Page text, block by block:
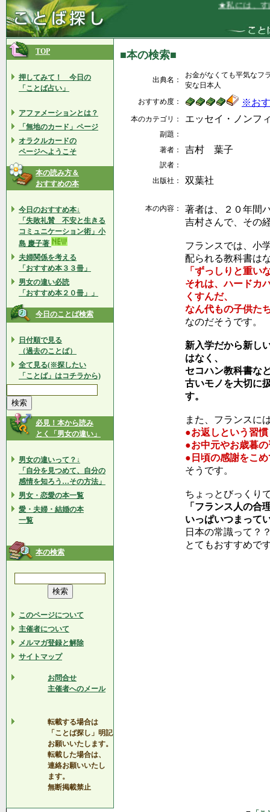
★私には、すば
TOP
押してみて！ 今日の
「ことば占い」
アファメーションとは？
「無地のカード」ページ
オラクルカードの
ページへようこそ
本の読み方＆
おすすめの本
今日のおすすめ本↓
「失敗礼賛 不安と生きる
コミュニケーション術」小
島 慶子著
夫婦関係を考える
「おすすめ本３３冊」
男女の違い必読
「おすすめ本２０冊」」
今日のことば検索
日付順で見る
（過去のことば）
全て見る(※探したい
「ことば」はコチラから)
必見！本から読み
とく「男女の違い」
男女の違いって？↓
「自分を見つめて、自分の
感情を知ろう…その方法」
男女・恋愛の本一覧
愛・夫婦・結婚の本
一覧
本の検索
このページについて
主催者について
メルマガ登録と解除
サイトマップ
お問合せ
主催者へのメール
転載する場合は
「ことば探し」明記
お願いいたします。
転載した場合は、
連絡お願いいたし
ます。
無断掲載禁止
■本の検索■
出典名：
お金がなくても平気なフ
安な日本人
おすすめ度：
※お
本のカテゴリ： エッセイ・ノンフ
副題：
著者：
吉村 葉子
訳者：
出版社：
双葉社
本の内容：
著者は、２０年間
吉村さんで、その
フランスでは、小
配られる教科書は
「ずっしりと重い
それは、ハードカ
くすんだ、
なん代もの子供た
なのだそうです。
新入学だから新し
はなく、
セコハン教科書な
古いモノを大切に
す。
また、フランスに
●お返しという習
●お中元やお歳暮
●日頃の感謝をこ
そうです。
ちょっとびっくり
「フランス人の合
いっぱいつまって
日本の常識って？
とてもおすすめで